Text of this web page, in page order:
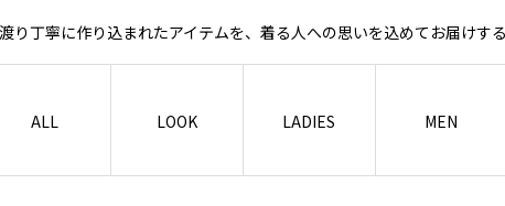
丁寧に作り込まれたアイテムを、着る人への思いを込めてお届けす
ALL LOOK LADIES MEN